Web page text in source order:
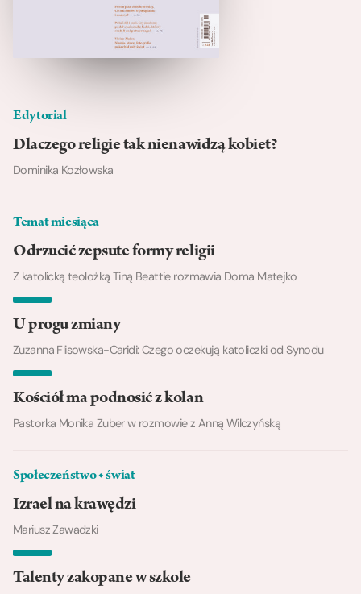
Edytorial
Dlaczego religie tak nienawidzą kobiet?
Dominika Kozłowska
Temat miesiąca
Odrzucić zepsute formy religii
Z katolicką teolożką Tiną Beattie rozmawia Doma Matejko
U progu zmiany
Zuzanna Flisowska-Caridi: Czego oczekują katoliczki od Synodu
Kościół ma podnosić z kolan
Pastorka Monika Zuber w rozmowie z Anną Wilczyńską
Społeczeństwo ◆ świat
Izrael na krawędzi
Mariusz Zawadzki
Talenty zakopane w szkole